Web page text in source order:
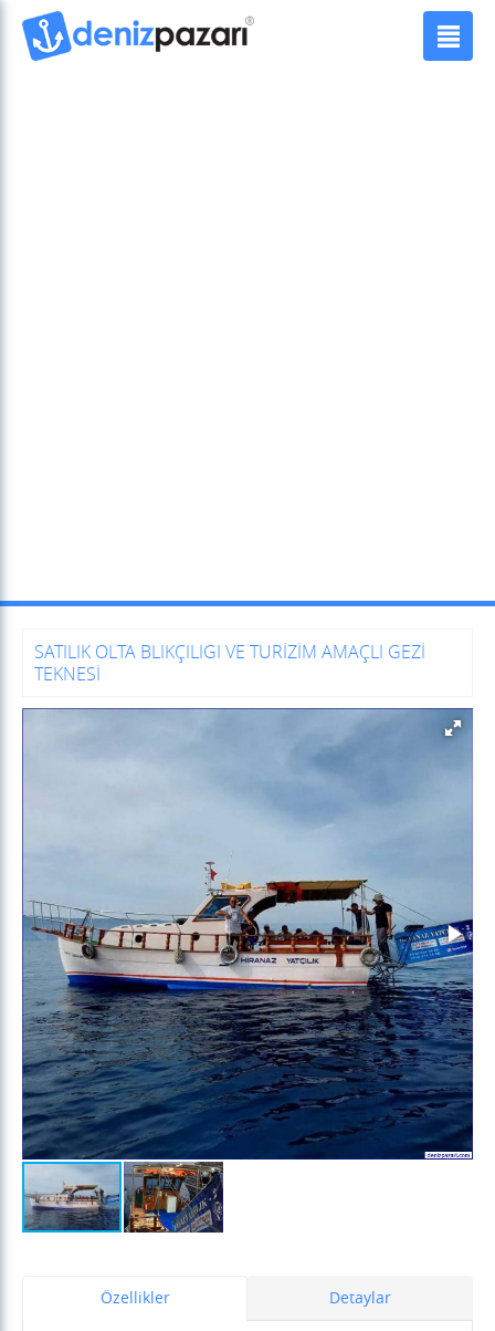
SATILIK OLTA BLIKÇILIGI VE TURİZİM AMAÇLI GEZİ
TEKNESİ
Özellikler Detaylar